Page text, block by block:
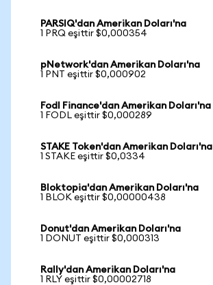
PARSIQ'dan Amerikan Doları'na
1 PRQ eşittir $0,000354
pNetwork'dan Amerikan Doları'na
1 PNT eşittir $0,000902
Fodl Finance'dan Amerikan Doları'na
1 FODL eşittir $0,000289
STAKE Token'dan Amerikan Doları'na
1 STAKE eşittir $0,0334
Bloktopia'dan Amerikan Doları'na
1 BLOK eşittir $0,00000438
Donut'dan Amerikan Doları'na
1 DONUT eşittir $0,000313
Rally'dan Amerikan Doları'na
1 RLY eşittir $0,00002718